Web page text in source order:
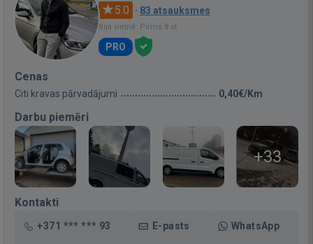
5.0 · 83 atsauksmes
Bija vietnē: Pirms 8 st.
PRO
Cenas
Citi kravas pārvadājumi 0,40€/Km
Darbu piemēri
+33
Kontakti
+371 *** *** 93 E-pasts WhatsApp